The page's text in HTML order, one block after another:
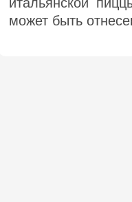
может быть